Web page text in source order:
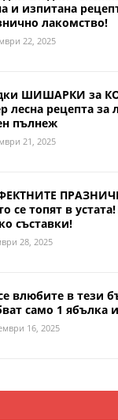
и изпитана
лакомство!
22, 2025
ШИШАРКИ за
лесна рецепта за
пълнеж
21, 2025
се топят в
съставки!
28, 2025
влюбите в тези
само 1 ябълка
16, 2025